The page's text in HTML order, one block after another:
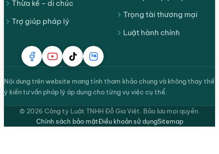
Thừa kế – di chúc
Trợ giúp pháp lý
Trọng tài thương mại
Luật hành chính
Nội dung trên website mang tính tham khảo chung và không thay thế
ý kiến tư vấn pháp lý áp dụng cho từng vụ việc cụ thể.
© 2026 Công ty Luật TNHH Đỗ Gia Việt. Bảo lưu mọi quyền.
Chính sách bảo mậtĐiều khoản sử dụngSitemap